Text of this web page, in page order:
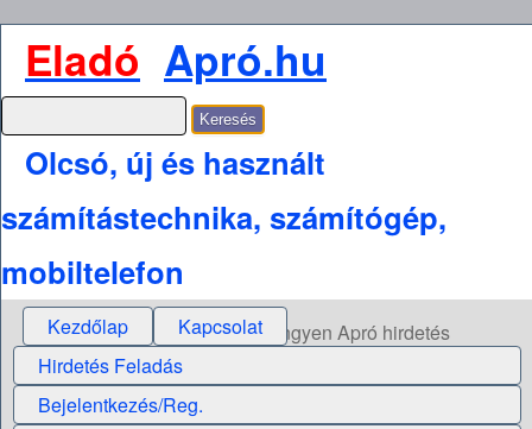
Eladó Apró.hu
Olcsó, új és használt
számítástechnika, számítógép,
mobiltelefon
Kezdőlap Kapcsolat
Ingyen Apró hirdetés
Hirdetés Feladás
Bejelentkezés/Reg.